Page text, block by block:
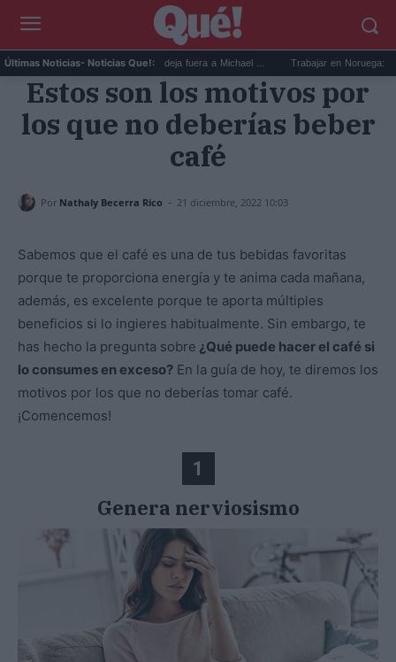
Últimas Noticias- Noticias Que!:
Devin Booker mejor quinteto: deja fuera a Michael ... Trabajar en Noruega:
Estos son los motivos por
los que no deberías beber
café
Por Nathaly Becerra Rico - 21 diciembre, 2022 10:03
Sabemos que el café es una de tus bebidas favoritas
porque te proporciona energía y te anima cada mañana,
además, es excelente porque te aporta múltiples
beneficios si lo ingieres habitualmente. Sin embargo, te
has hecho la pregunta sobre ¿Qué puede hacer el café si
lo consumes en exceso? En la guía de hoy, te diremos los
motivos por los que no deberías tomar café.
¡Comencemos!
1
Genera nerviosismo